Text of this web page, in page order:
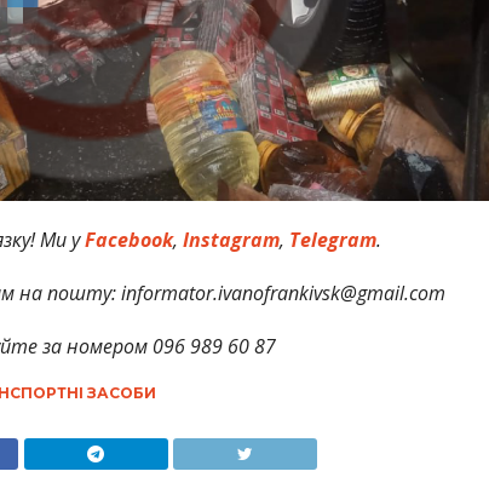
Ми уFacebook, Instagram, Telegram.
на пошту: informator.ivanofrankivsk@gmail.com
за номером 096 989 60 87
ЗАСОБИ